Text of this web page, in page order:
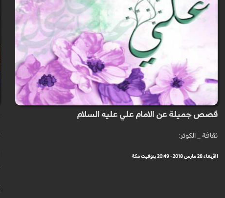
قصص جميلة عن الامام علي عليه السلام
ثقافة _ الكوثر:
الأربعاء 28 مارس 2018 - 20:49 بتوقيت مكة